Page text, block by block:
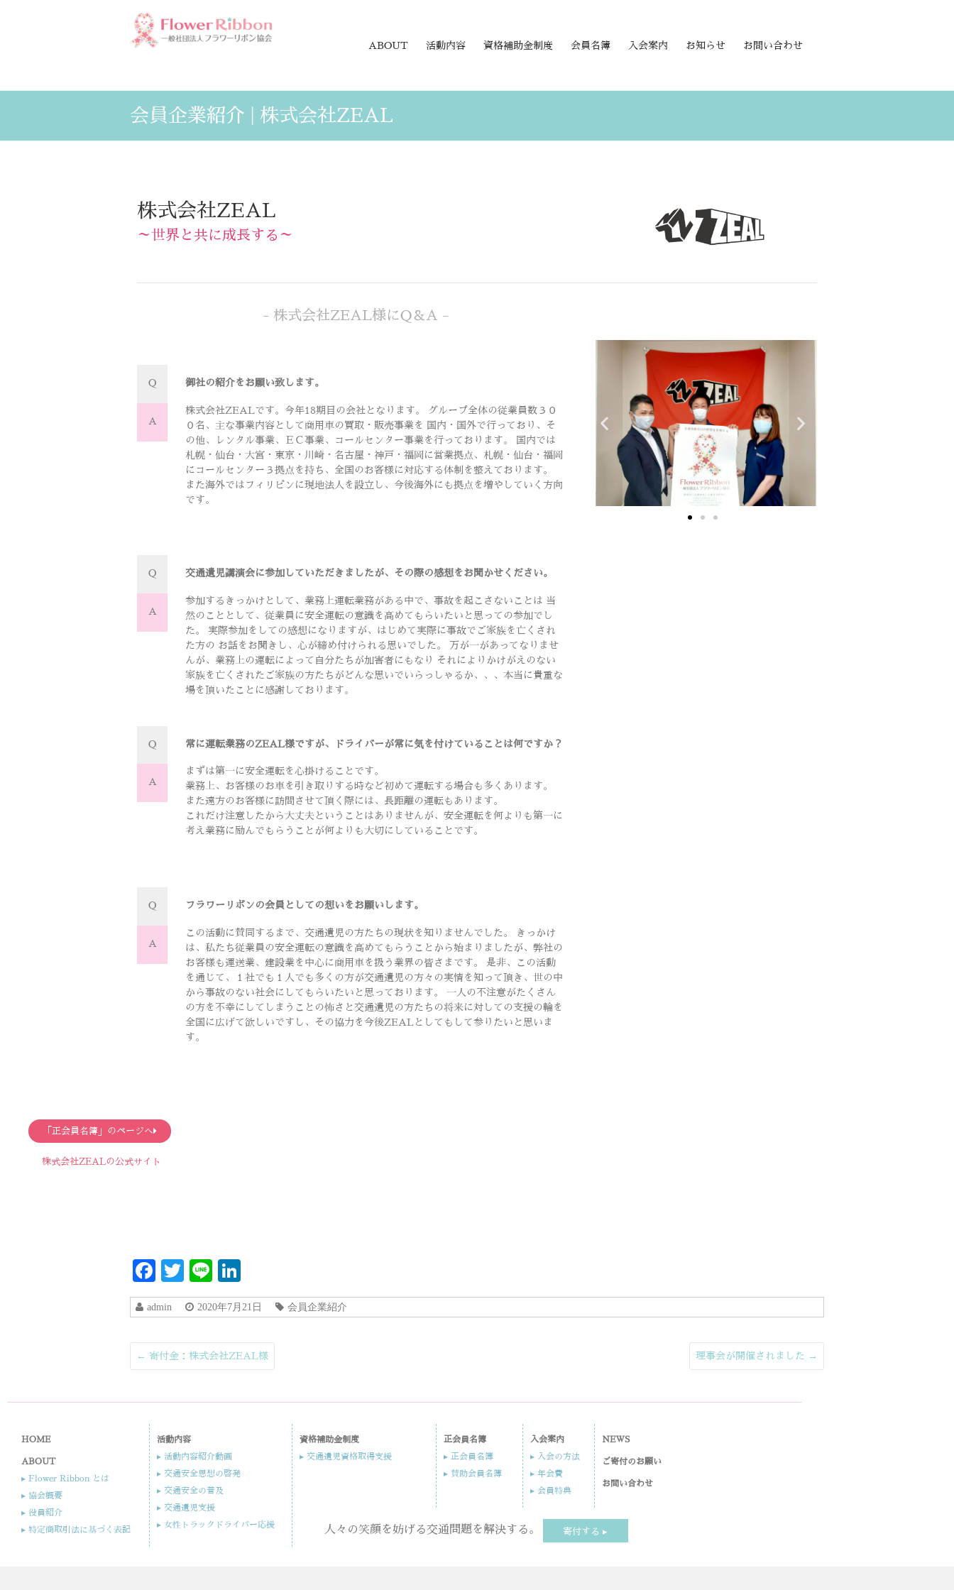
ABOUT 活動内容 資格補助金制度 会員名簿 入会案内 お知らせ お問い合わせ
会員企業紹介 | 株式会社ZEAL
株式会社ZEAL
～世界と共に成長する～
- 株式会社ZEAL様にQ＆A -
Q 御社の紹介をお願い致します。
A
株式会社ZEALです。今年18期目の会社となります。 グループ全体の従業員数３０
０名、主な事業内容として商用車の買取・販売事業を 国内・国外で行っており、そ
の他、レンタル事業、ＥＣ事業、コールセンター事業を行っております。 国内では
札幌・仙台・大宮・東京・川崎・名古屋・神戸・福岡に営業拠点、札幌・仙台・福岡
にコールセンター３拠点を持ち、全国のお客様に対応する体制を整えております。
また海外ではフィリピンに現地法人を設立し、今後海外にも拠点を増やしていく方向
です。
Q 交通遺児講演会に参加していただきましたが、その際の感想をお聞かせください。
A
参加するきっかけとして、業務上運転業務がある中で、事故を起こさないことは 当
然のこととして、従業員に安全運転の意識を高めてもらいたいと思っての参加でし
た。 実際参加をしての感想になりますが、はじめて実際に事故でご家族を亡くされ
た方の お話をお聞きし、心が締め付けられる思いでした。 万が一があってなりませ
んが、業務上の運転によって自分たちが加害者にもなり それによりかけがえのない
家族を亡くされたご家族の方たちがどんな思いでいらっしゃるか、、、本当に貴重な
場を頂いたことに感謝しております。
Q 常に運転業務のZEAL様ですが、ドライバーが常に気を付けていることは何ですか？
A
まずは第一に安全運転を心掛けることです。
業務上、お客様のお車を引き取りする時など初めて運転する場合も多くあります。
また遠方のお客様に訪問させて頂く際には、長距離の運転もあります。
これだけ注意したから大丈夫ということはありませんが、安全運転を何よりも第一に
考え業務に励んでもらうことが何よりも大切にしていることです。
Q フラワーリボンの会員としての想いをお願いします。
A
この活動に賛同するまで、交通遺児の方たちの現状を知りませんでした。 きっかけ
は、私たち従業員の安全運転の意識を高めてもらうことから始まりましたが、弊社の
お客様も運送業、建設業を中心に商用車を扱う業界の皆さまです。 是非、この活動
を通じて、１社でも１人でも多くの方が交通遺児の方々の実情を知って頂き、世の中
から事故のない社会にしてもらいたいと思っております。 一人の不注意がたくさん
の方を不幸にしてしまうことの怖さと交通遺児の方たちの将来に対しての支援の輪を
全国に広げて欲しいですし、その協力を今後ZEALとしてもして参りたいと思いま
す。
「正会員名簿」のページへ
株式会社ZEAL​の公式サイト
Facebook
Twitter
Line
admin 2020年7月21日 会員企業紹介
← 寄付金：株式会社ZEAL様 理事会が開催されました →
HOME
ABOUT
▸ Flower Ribbon とは
▸ 協会概要
▸ 役員紹介​​
▸ 特定商取引法に基づく表記
活動内容
▸ 活動内容紹介動画
▸ 交通安全思想の啓発
▸ 交通安全の普及
▸ 交通遺児支援​
▸ 女性トラックドライバー応援​
資格補助金制度
▸ 交通遺児資格取得支援
正会員名簿
▸ 正会員名簿
▸ 賛助会員名簿
入会案内​
▸ 入会の方法​
▸ 年会費
▸ 会員特典
NEWS
ご寄付のお願い
お問い合わせ
人々の笑顔を妨げる交通問題を解決する。 寄付する ▸